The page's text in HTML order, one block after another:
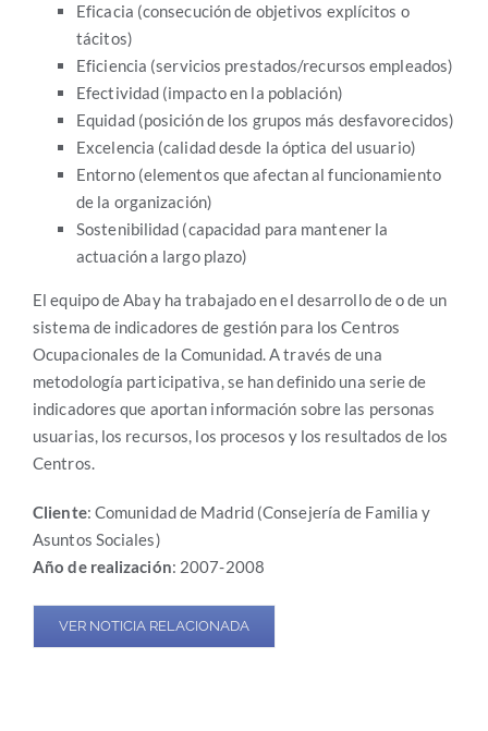
Eficacia (consecución de objetivos explícitos o
tácitos)
Eficiencia (servicios prestados/recursos empleados)
Efectividad (impacto en la población)
Equidad (posición de los grupos más desfavorecidos)
Excelencia (calidad desde la óptica del usuario)
Entorno (elementos que afectan al funcionamiento
de la organización)
Sostenibilidad (capacidad para mantener la
actuación a largo plazo)
El equipo de Abay ha trabajado en el desarrollo de o de un
sistema de indicadores de gestión para los Centros
Ocupacionales de la Comunidad. A través de una
metodología participativa, se han definido una serie de
indicadores que aportan información sobre las personas
usuarias, los recursos, los procesos y los resultados de los
Centros.
Cliente: Comunidad de Madrid (Consejería de Familia y
Asuntos Sociales)
Año de realización: 2007-2008
VER NOTICIA RELACIONADA